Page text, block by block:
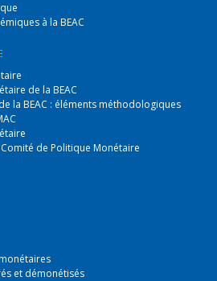
à la BEAC
de la BEAC
la BEAC : éléments méthodologiques
de Politique Monétaire
et démonétisés